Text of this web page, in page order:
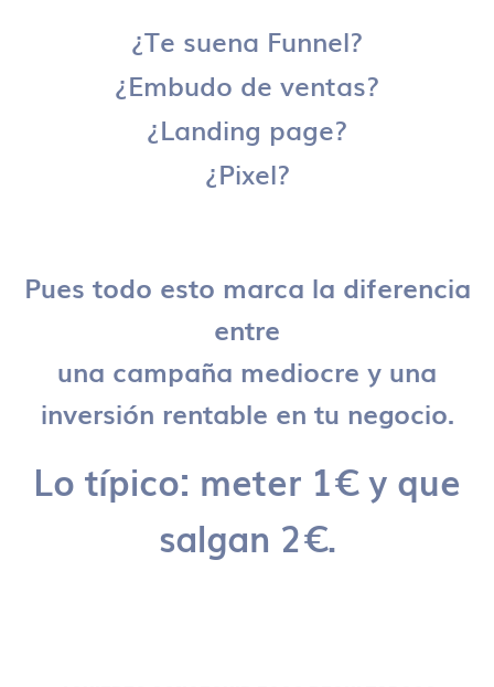
¿Te suena Funnel?
¿Embudo de ventas?
¿Landing page?
¿Pixel?
Pues todo esto marca la diferencia
entre
una campaña mediocre y una
inversión rentable en tu negocio.
Lo típico: meter 1€ y que
salgan 2€.